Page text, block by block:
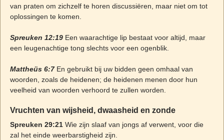
van praten om zichzelf te horen discussiëren, maar niet om tot
oplossingen te komen.
Spreuken 12:19Een waarachtige lip bestaat voor altijd, maar
een leugenachtige tong slechts voor een ogenblik.
Mattheüs 6:7En gebruikt bij uw bidden geen omhaal van
woorden, zoals de heidenen; de heidenen menen door hun
veelheid van woorden verhoord te zullen worden.
Vruchten van wijsheid, dwaasheid en zonde
Spreuken 29:21Wie zijn slaaf van jongs af verwent, voor die
zal het einde weerbarstigheid zijn.